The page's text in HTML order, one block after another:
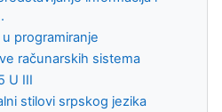
programiranje
računarskih sistema
U III
stilovi srpskog jezika